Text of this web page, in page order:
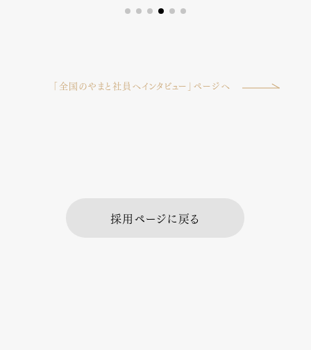
「全国のやまと社員へインタビュー」ページへ
採用ページに戻る